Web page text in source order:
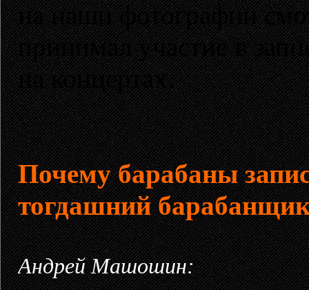
на наши фотографии
принимал участие в
на концертах.
Почему барабаны
тогдашний
Андрей Машошин: